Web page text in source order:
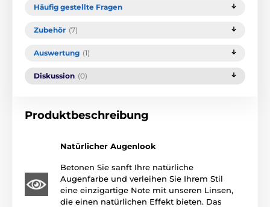
Häufig gestellte Fragen
Zubehör (7)
Auswertung (1)
Diskussion (0)
Produktbeschreibung
Natürlicher Augenlook
Betonen Sie sanft Ihre natürliche
Augenfarbe und verleihen Sie Ihrem Stil
eine einzigartige Note mit unseren Linsen,
die einen natürlichen Effekt bieten. Das